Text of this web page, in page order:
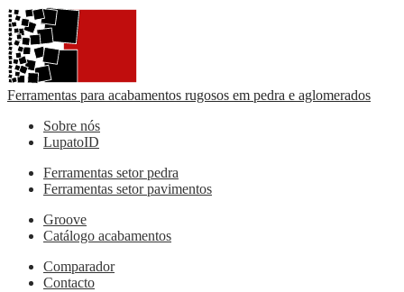
Ferramentas para acabamentos rugosos em pedra e aglomerados
Sobre nós
LupatoID
Ferramentas setor pedra
Ferramentas setor pavimentos
Groove
Catálogo acabamentos
Comparador
Contacto